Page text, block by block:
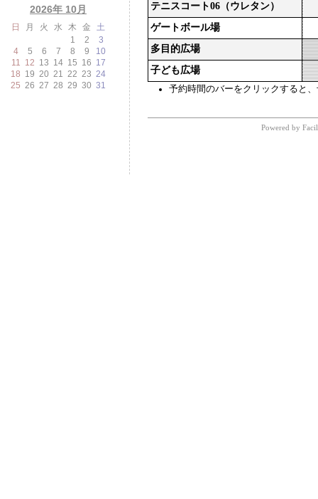
予約時間のバーをクリックすると
テニスコート06（ウレタン）
ゲートボール場
多目的広場
子ども広場
Powered by
2026年 10月
日 月 火 水 木 金
土
1
2
3
4
5 6 7 8 9
10
11 12 13 14 15 16 17
18 19 20 21 22 23 24
25 26 27 28 29 30 31